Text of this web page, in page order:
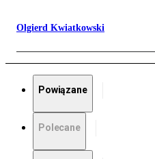
Olgierd Kwiatkowski
Powiązane
Polecane